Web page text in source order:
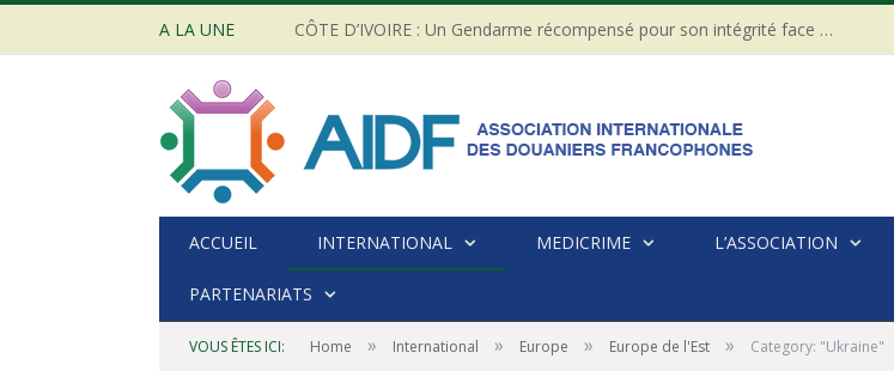
A LA UNE CÔTE D’IVOIRE : Un Gendarme récompensé pour son intégrité face à une tentative de corruption
ACCUEIL INTERNATIONAL MEDICRIME L’ASSOCIATION
PARTENARIATS
VOUS ÊTES ICI: Home » International » Europe » Europe de l'Est » Category: "Ukraine"